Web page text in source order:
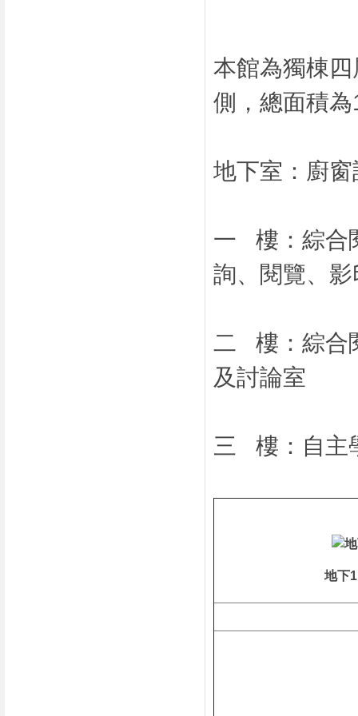
本館為獨棟
側，總面積
地下室：廚
一 樓：綜合
詢、閱覽、
二 樓：綜合
及討論室
三 樓：自主
地下